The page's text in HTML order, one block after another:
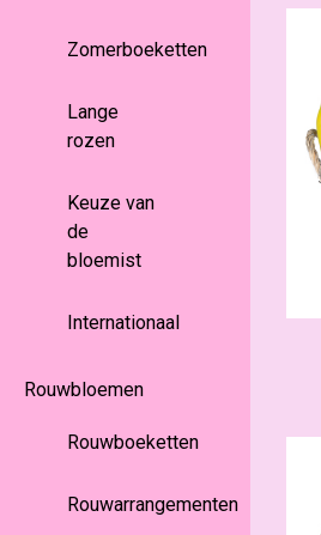
Zomerboeketten
Lange
rozen
Keuze van
de
bloemist
Internationaal
Rouwbloemen
Rouwboeketten
Rouwarrangementen